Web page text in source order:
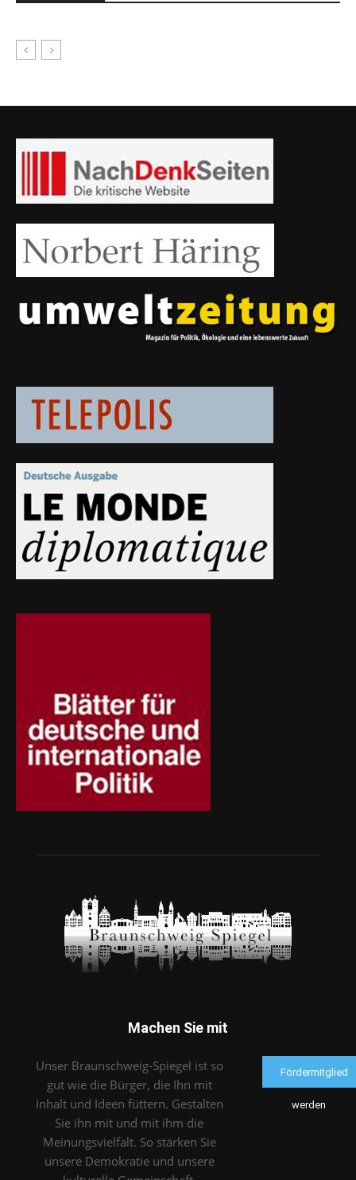
Machen Sie mit
Unser Braunschweig-Spiegel ist so
gut wie die Bürger, die Ihn mit
Inhalt und Ideen füttern. Gestalten
Sie ihn mit und mit ihm die
Meinungsvielfalt. So stärken Sie
unsere Demokratie und unsere
Fördermitglied
werden